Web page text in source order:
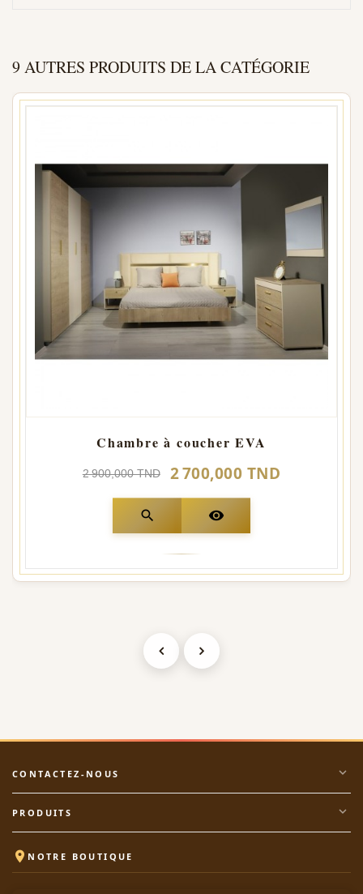
9 AUTRES PRODUITS DE LA CATÉGORIE
Chambre à coucher EVA
2 900,000 TND 2 700,000 TND
search visibility
CONTACTEZ-NOUS expand_more
PRODUITS expand_more
 NOTRE BOUTIQUE